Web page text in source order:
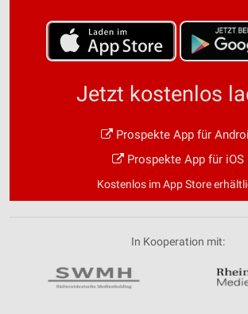
Jetzt kostenlos
Prospekte App für
Prospekte App für iOS
Kostenlos im App Store
In Kooperation mit: